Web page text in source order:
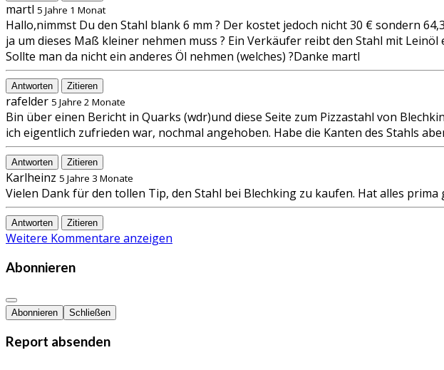
martl 5 Jahre 1 Monat
Hallo,nimmst Du den Stahl blank 6 mm ? Der kostet jedoch nicht 30 € sondern
ja um dieses Maß kleiner nehmen muss ? Ein Verkäufer reibt den Stahl mit
Sollte man da nicht ein anderes Öl nehmen (welches) ?Danke martl
Antworten Zitieren
rafelder 5 Jahre 2 Monate
Bin über einen Bericht in Quarks (wdr)und diese Seite zum Pizzastahl von
ich eigentlich zufrieden war, nochmal angehoben. Habe die Kanten des Stahls
Antworten Zitieren
Karlheinz 5 Jahre 3 Monate
Vielen Dank für den tollen Tip, den Stahl bei Blechking zu kaufen. Hat alles
Antworten Zitieren
Weitere Kommentare anzeigen
Abonnieren
Abonnieren Schließen
Report absenden